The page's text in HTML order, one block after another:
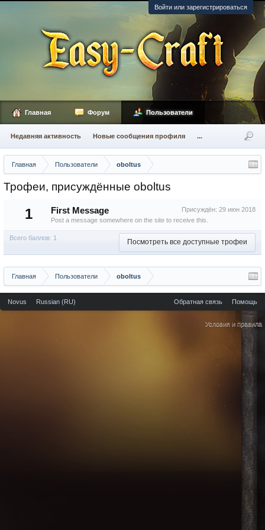
Войти или зарегистрироваться
Главная Пользователи oboltus
Трофеи, присуждённые oboltus
1 Присуждён: 29 июн 2018
First Message
Post a message somewhere on the site to receive this.
Всего баллов: 1 Посмотреть все доступные трофеи
Главная Пользователи oboltus
Главная Форум Пользователи
Недавняя активность Новые сообщения профиля ...
Novus Russian (RU) Обратная связь Помощь
Условия и правила